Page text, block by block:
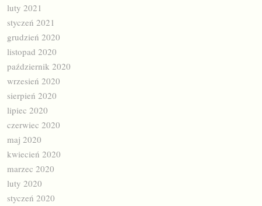
luty 2021
styczeń 2021
grudzień 2020
listopad 2020
październik 2020
wrzesień 2020
sierpień 2020
lipiec 2020
czerwiec 2020
maj 2020
kwiecień 2020
marzec 2020
luty 2020
styczeń 2020